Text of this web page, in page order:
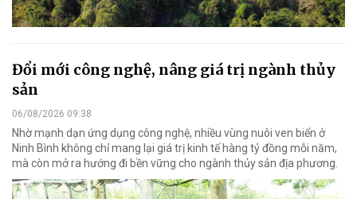
Đổi mới công nghệ, nâng giá trị ngành thủy
sản
06/08/2026 09:38
Nhờ mạnh dạn ứng dụng công nghệ, nhiều vùng nuôi ven biển ở
Ninh Bình không chỉ mang lại giá trị kinh tế hàng tỷ đồng mỗi năm,
mà còn mở ra hướng đi bền vững cho ngành thủy sản địa phương.